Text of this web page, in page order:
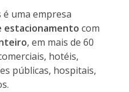
uma empresa
estacionamento com
, em mais de 60
hotéis,
públicas, hospitais,